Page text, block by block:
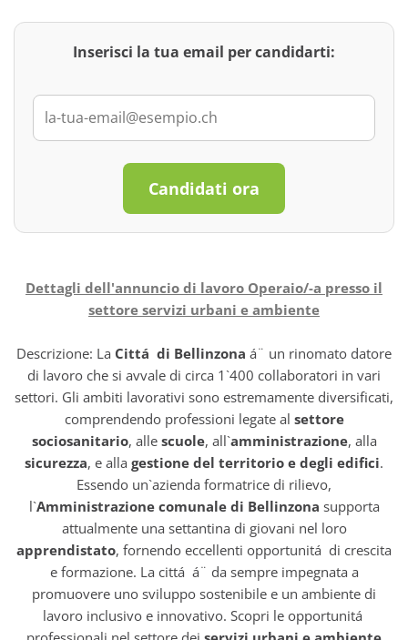
Inserisci la tua email per candidarti:
Candidati ora
Dettagli dell'annuncio di lavoro Operaio/-a presso il
settore servizi urbani e ambiente
Descrizione: La Cittá di Bellinzona á¨ un rinomato datore
di lavoro che si avvale di circa 1`400 collaboratori in vari
settori. Gli ambiti lavorativi sono estremamente diversificati,
comprendendo professioni legate al settore
sociosanitario, alle scuole, all`amministrazione, alla
sicurezza, e alla gestione del territorio e degli edifici.
Essendo un`azienda formatrice di rilievo,
l`Amministrazione comunale di Bellinzona supporta
attualmente una settantina di giovani nel loro
apprendistato, fornendo eccellenti opportunitá di crescita
e formazione. La cittá á¨ da sempre impegnata a
promuovere uno sviluppo sostenibile e un ambiente di
lavoro inclusivo e innovativo. Scopri le opportunitá